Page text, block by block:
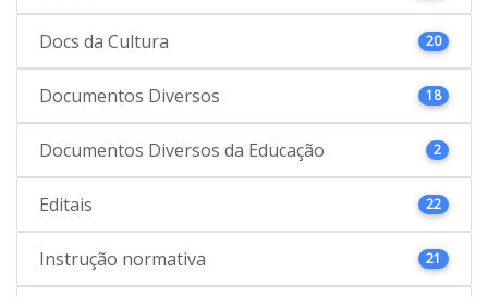
Docs da Cultura 20
Documentos Diversos 18
Documentos Diversos da Educação 2
Editais 22
Instrução normativa 21